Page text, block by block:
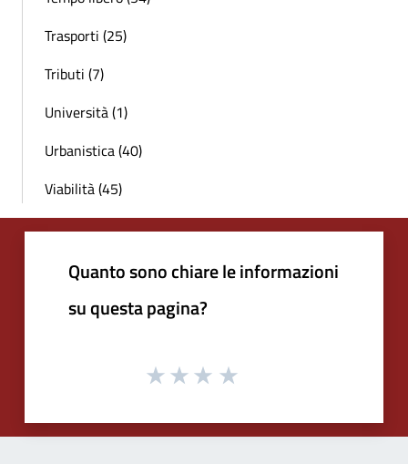
Trasporti (25)
Tributi (7)
Università (1)
Urbanistica (40)
Viabilità (45)
Quanto sono chiare le informazioni
su questa pagina?